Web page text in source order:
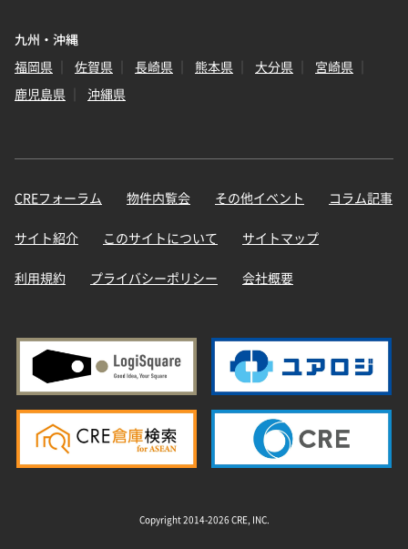
九州・沖縄
福岡県
佐賀県 長崎県 熊本県 大分県
宮崎県
鹿児島県
沖縄県
CREフォーラム 物件内覧会 その他イベント コラム記事
サイト紹介 このサイトについて サイトマップ
利用規約 プライバシーポリシー 会社概要
Copyright 2014-2026 CRE, INC.